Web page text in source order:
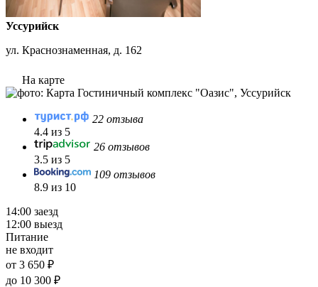
Уссурийск
ул. Краснознаменная, д. 162
На карте
22 отзыва
4.4 из 5
26 отзывов
3.5 из 5
109 отзывов
8.9 из 10
14:00 заезд
12:00 выезд
Питание
не входит
от 3 650 ₽
до 10 300 ₽